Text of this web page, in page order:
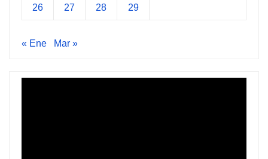
26 27 28 29
« Ene Mar »